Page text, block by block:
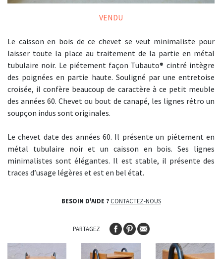
VENDU
Le caisson en bois de ce chevet se veut minimaliste pour
laisser toute la place au traitement de la partie en métal
tubulaire noir. Le piétement façon Tubauto® cintré intègre
des poignées en partie haute. Souligné par une entretoise
croisée, il confère beaucoup de caractère à ce petit meuble
des années 60. Chevet ou bout de canapé, les lignes rétro un
soupçon indus sont originales.
Le chevet date des années 60. Il présente un piétement en
métal tubulaire noir et un caisson en bois. Ses lignes
minimalistes sont élégantes. Il est stable, il présente des
traces d’usage légères et est en bel état.
BESOIN D'AIDE ? CONTACTEZ-NOUS
PARTAGEZ